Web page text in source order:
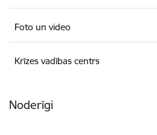
Foto un video
Krīzes vadības centrs
Noderīgi